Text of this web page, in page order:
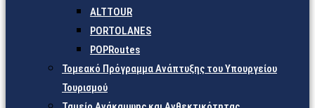
ALTTOUR
PORTOLANES
POPRoutes
Τομεακό Πρόγραμμα Ανάπτυξης του Υπουργείου
Τουρισμού